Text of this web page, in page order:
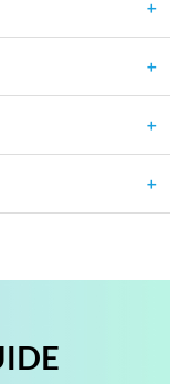
＋
＋
＋
＋